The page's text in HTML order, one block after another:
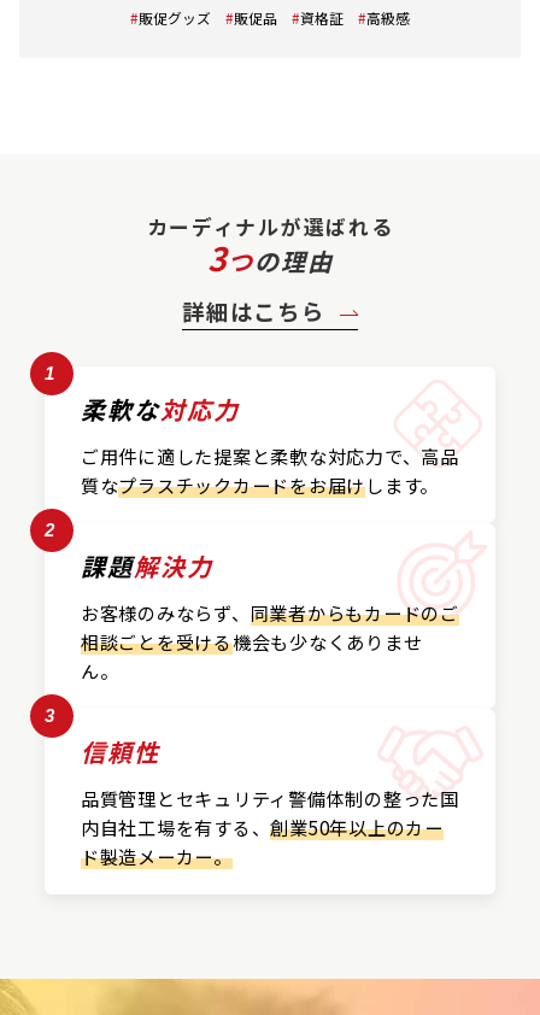
販促グッズ
販促品 資格証 高級感
カーディナルが選ばれる
3つの理由
詳細はこちら
1
柔軟な対応力
ご用件に適した提案と柔軟な対応力で、高品
質なプラスチックカードをお届けします。
2
課題解決力
お客様のみならず、 同業者からもカードのご
相談ごとを受ける機会も少なくありませ
ん。
3
信頼性
品質管理とセキュリティ警備体制の整った国
内自社工場を有する、創業50年以上のカー
ド製造メーカー。